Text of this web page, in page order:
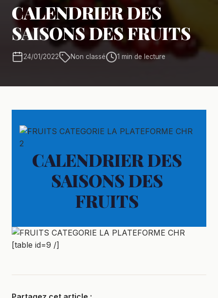
CALENDRIER DES
SAISONS DES FRUITS
24/01/2022 Non classé 1 min de lecture
CALENDRIER DES
SAISONS DES
FRUITS
[table id=9 /]